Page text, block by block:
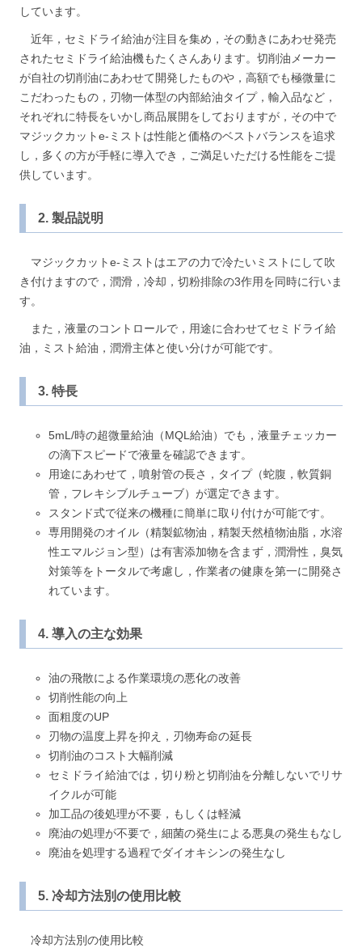
しています。
近年，セミドライ給油が注目を集め，その動きにあわせ発売
されたセミドライ給油機もたくさんあります。切削油メーカー
が自社の切削油にあわせて開発したものや，高額でも極微量に
こだわったもの，刃物一体型の内部給油タイプ，輸入品など，
それぞれに特長をいかし商品展開をしておりますが，その中で
マジックカットe-ミストは性能と価格のベストバランスを追求
し，多くの方が手軽に導入でき，ご満足いただける性能をご提
供しています。
2. 製品説明
マジックカットe-ミストはエアの力で冷たいミストにして吹
き付けますので，潤滑，冷却，切粉排除の3作用を同時に行いま
す。
また，液量のコントロールで，用途に合わせてセミドライ給
油，ミスト給油，潤滑主体と使い分けが可能です。
3. 特長
5mL/時の超微量給油（MQL給油）でも，液量チェッカー
の滴下スピードで液量を確認できます。
用途にあわせて，噴射管の長さ，タイプ（蛇腹，軟質銅
管，フレキシブルチューブ）が選定できます。
スタンド式で従来の機種に簡単に取り付けが可能です。
専用開発のオイル（精製鉱物油，精製天然植物油脂，水溶
性エマルジョン型）は有害添加物を含まず，潤滑性，臭気
対策等をトータルで考慮し，作業者の健康を第一に開発さ
れています。
4. 導入の主な効果
油の飛散による作業環境の悪化の改善
切削性能の向上
面粗度のUP
刃物の温度上昇を抑え，刃物寿命の延長
切削油のコスト大幅削減
セミドライ給油では，切り粉と切削油を分離しないでリサ
イクルが可能
加工品の後処理が不要，もしくは軽減
廃油の処理が不要で，細菌の発生による悪臭の発生もなし
廃油を処理する過程でダイオキシンの発生なし
5. 冷却方法別の使用比較
冷却方法別の使用比較